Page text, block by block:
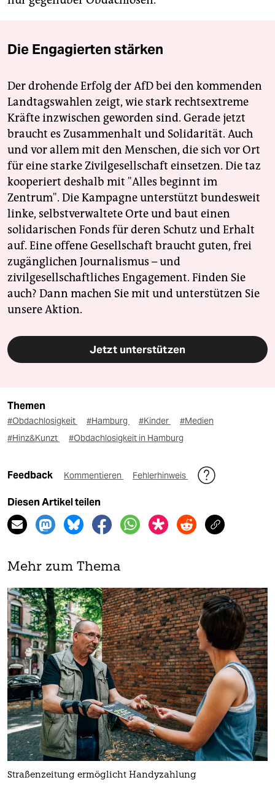
Die Engagierten stärken
Der drohende Erfolg der AfD bei den kommenden
Landtagswahlen zeigt, wie stark rechtsextreme
Kräfte inzwischen geworden sind. Gerade jetzt
braucht es Zusammenhalt und Solidarität. Auch
und vor allem mit den Menschen, die sich vor Ort
für eine starke Zivilgesellschaft einsetzen. Die taz
kooperiert deshalb mit "Alles beginnt im
Zentrum". Die Kampagne unterstützt bundesweit
linke, selbstverwaltete Orte und baut einen
solidarischen Fonds für deren Schutz und Erhalt
auf. Eine offene Gesellschaft braucht guten, frei
zugänglichen Journalismus – und
zivilgesellschaftliches Engagement. Finden Sie
auch? Dann machen Sie mit und unterstützen Sie
unsere Aktion.
Jetzt unterstützen
Themen
#Obdachlosigkeit #Hamburg #Kinder
#Medien
#Hinz&Kunzt
#Obdachlosigkeit in Hamburg
Feedback Kommentieren Fehlerhinweis
Diesen Artikel teilen
Mehr zum Thema
Straßenzeitung ermöglicht Handyzahlung